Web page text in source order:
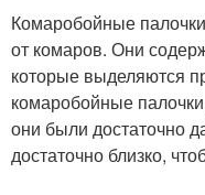
Комаробойные
от комаров. Они
которые выделяются
комаробойные
они были достаточно
достаточно близко,